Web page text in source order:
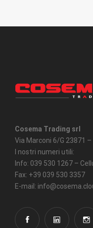
Cosema Trading srl
Via Marconi 6/G 23871
I nostri numeri utili:
Info: 039 530 1267 –
Fax: +39 039 530 3357
E-mail: